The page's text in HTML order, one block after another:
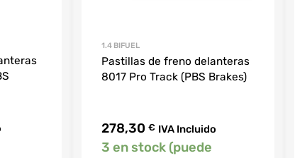
1.4 BIFUEL
Pastillas de freno delanteras
8017 Pro Track (PBS Brakes)
278,30 € IVA Incluido
3 en stock (puede